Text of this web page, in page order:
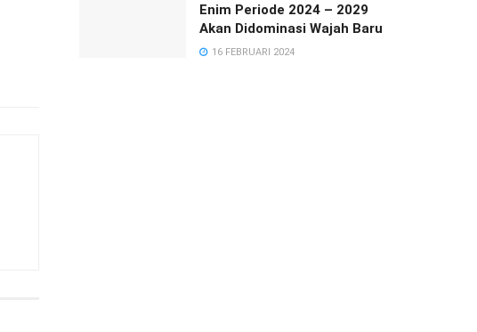
Enim Periode 2024 – 2029
Akan Didominasi Wajah Baru
16 FEBRUARI 2024